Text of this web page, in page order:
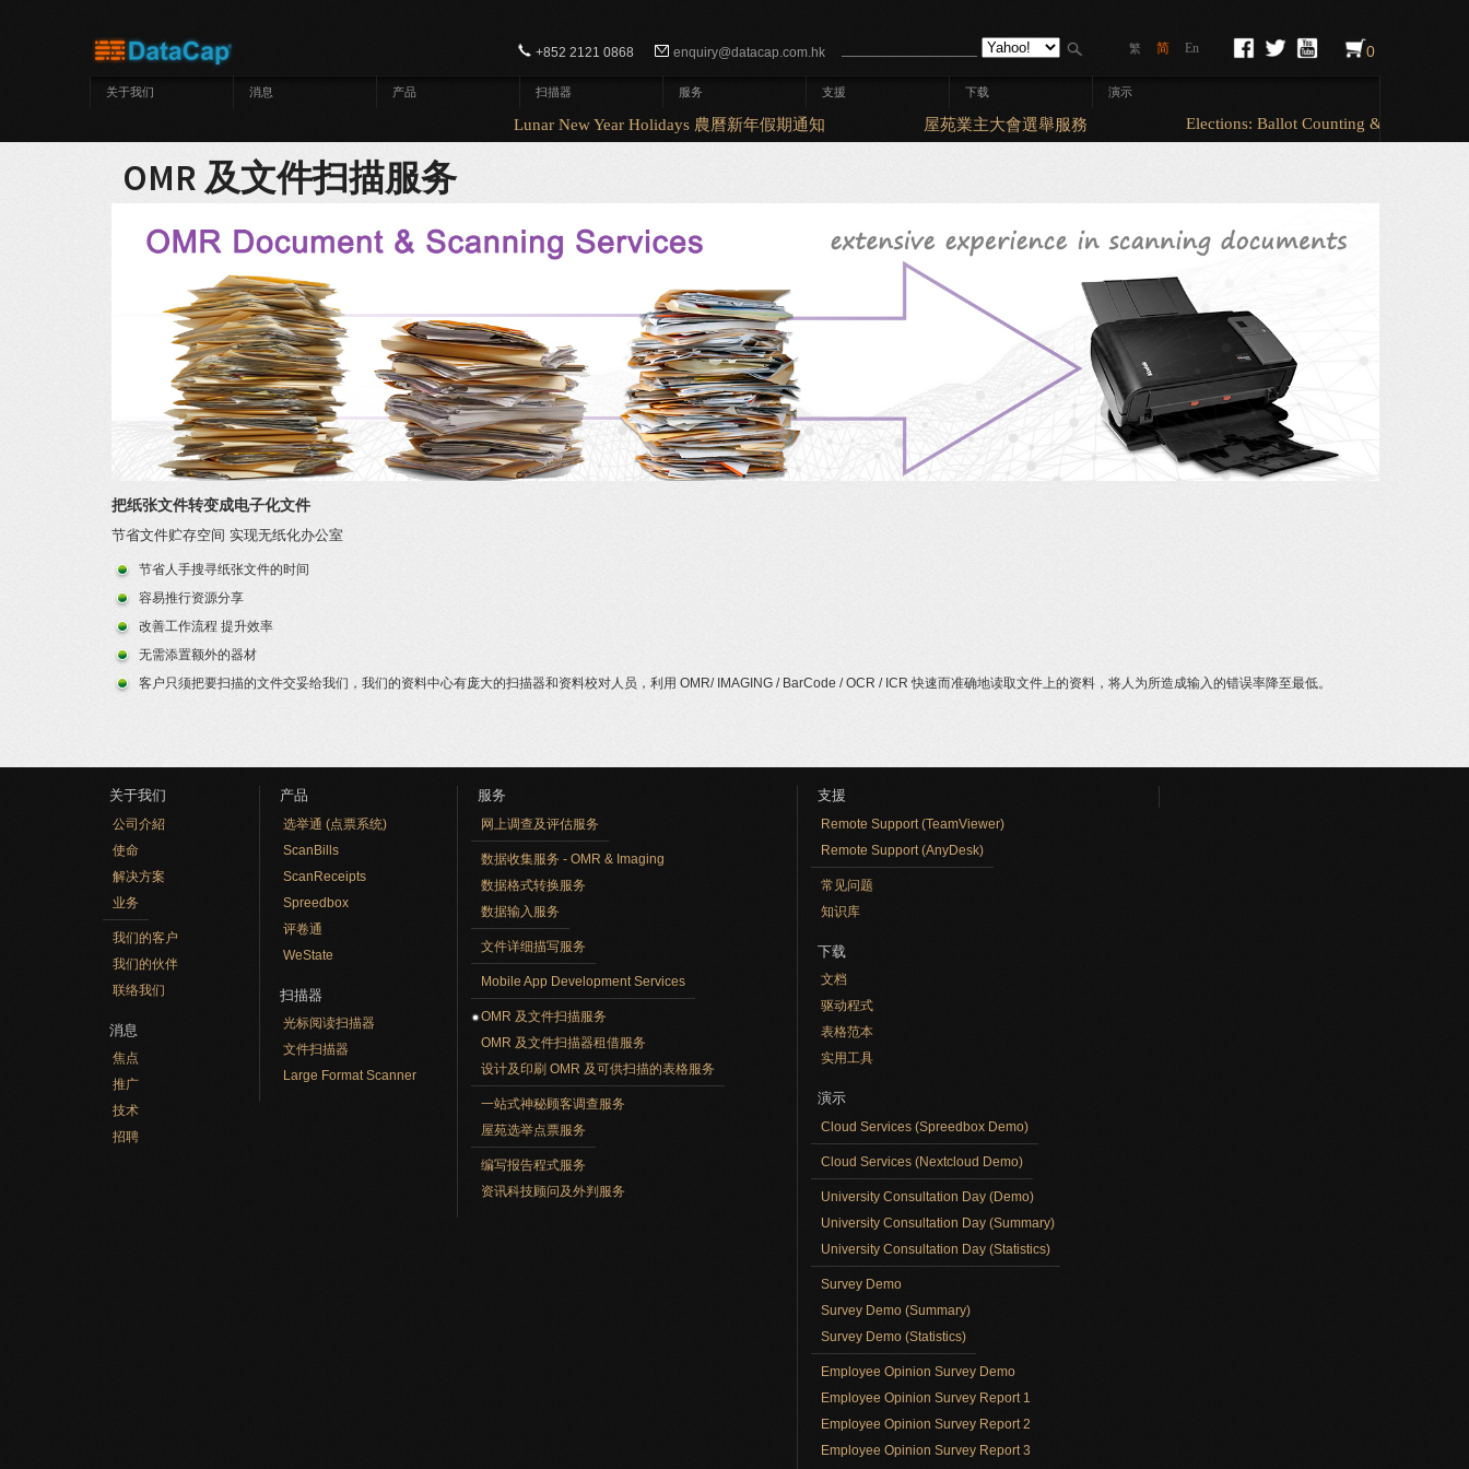
繁 简 En 0
+852 2121 0868 enquiry@datacap.com.hk
关于我们 消息 产品 扫描器 服务 支援 下载 演示
Lunar New Year Holidays 農曆新年假期通知 屋苑業主大會選舉服務 Elections: Ballot Counting & Sorting (A5
OMR 及文件扫描服务
把纸张文件转变成电子化文件
节省文件贮存空间 实现无纸化办公室
节省人手搜寻纸张文件的时间
容易推行资源分享
改善工作流程 提升效率
无需添置额外的器材
客户只须把要扫描的文件交妥给我们，我们的资料中心有庞大的扫描器和资料校对人员，利用 OMR/ IMAGING / BarCode / OCR / ICR 快速而准确地读取文件上的资料，将人为所造成输入的错误率降至最低。
关于我们
公司介紹
使命
解决方案
业务
我们的客户
我们的伙伴
联络我们
消息
焦点
推广
技术
招聘
产品
选举通 (点票系统)
ScanBills
ScanReceipts
Spreedbox
评卷通
WeState
扫描器
光标阅读扫描器
文件扫描器
Large Format Scanner
服务
网上调查及评估服务
数据收集服务 - OMR & Imaging
数据格式转换服务
数据输入服务
文件详细描写服务
Mobile App Development Services
OMR 及文件扫描服务
OMR 及文件扫描器租借服务
设计及印刷 OMR 及可供扫描的表格服务
一站式神秘顾客调查服务
屋苑选举点票服务
编写报告程式服务
资讯科技顾问及外判服务
支援
Remote Support (TeamViewer)
Remote Support (AnyDesk)
常见问题
知识库
下载
文档
驱动程式
表格范本
实用工具
演示
Cloud Services (Spreedbox Demo)
Cloud Services (Nextcloud Demo)
University Consultation Day (Demo)
University Consultation Day (Summary)
University Consultation Day (Statistics)
Survey Demo
Survey Demo (Summary)
Survey Demo (Statistics)
Employee Opinion Survey Demo
Employee Opinion Survey Report 1
Employee Opinion Survey Report 2
Employee Opinion Survey Report 3